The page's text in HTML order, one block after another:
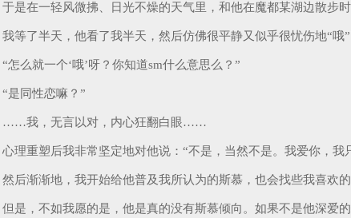
于是在一轻风微拂、日光不燥的天气里，和他在魔都某湖边散步
我等了半天，他看了我半天，然后仿佛很平静又似乎很忧伤地“
“怎么就一个‘哦’呀？你知道sm什么意思么？”
“是同性恋嘛？”
……我，无言以对，内心狂翻白眼……
心理重塑后我非常坚定地对他说：“不是，当然不是。我爱你，
然后渐渐地，我开始给他普及我所认为的斯慕，也会找些我喜欢
但是，不如我愿的是，他是真的没有斯慕倾向。如果不是他深爱